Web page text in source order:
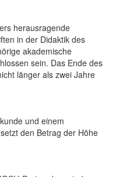
herausragende
in der Didaktik des
akademische
sein. Das Ende des
länger als zwei Jahre
und einem
den Betrag der Höhe